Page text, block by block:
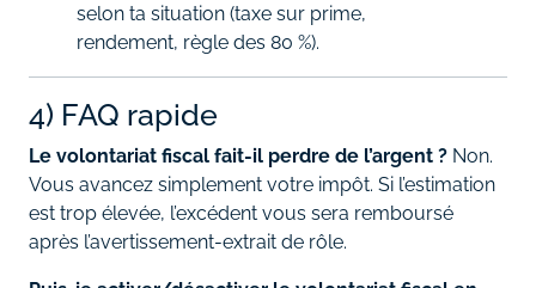
selon ta situation (taxe sur prime,
rendement, règle des 80 %).
4) FAQ rapide
Le volontariat fiscal fait‑il perdre de l’argent ? Non.
Vous avancez simplement votre impôt. Si l’estimation
est trop élevée, l’excédent vous sera remboursé
après l’avertissement‑extrait de rôle.